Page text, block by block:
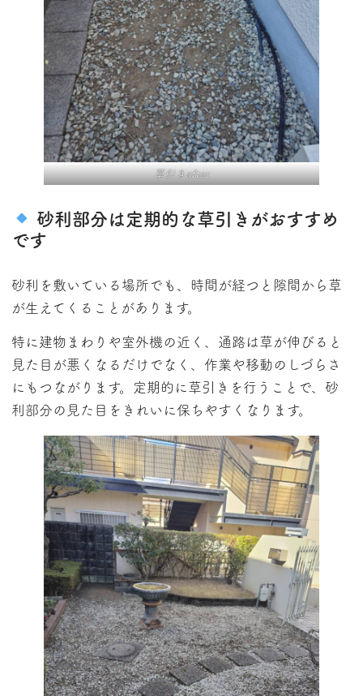
草引きafter
砂利部分は定期的な草引きがおすすめ
です
砂利を敷いている場所でも、時間が経つと隙間から草
が生えてくることがあります。
特に建物まわりや室外機の近く、通路は草が伸びると
見た目が悪くなるだけでなく、作業や移動のしづらさ
にもつながります。定期的に草引きを行うことで、砂
利部分の見た目をきれいに保ちやすくなります。